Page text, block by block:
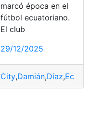
marcó época en el
fútbol ecuatoriano.
El club
29/12/2025
City,Damián,Díaz,